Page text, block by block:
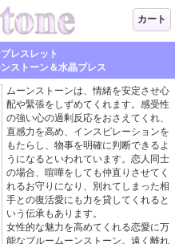
カート
レスレット
ストーン＆水晶ブレス
ムーンストーンは、情緒を安定させ心
配や緊張をしずめてくれます。感受性
の強い心の過剰反応をおさえてくれ、
直感力を高め、インスピレーションを
もたらし、物事を明確に判断できるよ
うになるといわれています。恋人同士
の場合、喧嘩をしても仲直りさせてく
れるお守りになり、別れてしまった相
手との復活愛にも力を貸してくれると
いう伝承もあります。
女性的な魅力を高めてくれる恋愛に万
能なブルームーンストーン。遠く離れ